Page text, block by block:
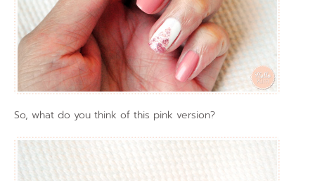
So, what do you think of this pink version?